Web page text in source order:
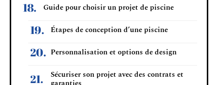
Guide pour choisir un projet de piscine
Étapes de conception d’une piscine
Personnalisation et options de design
Sécuriser son projet avec des contrats et